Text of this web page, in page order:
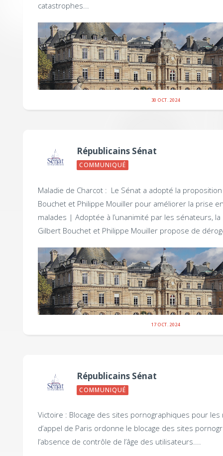
catastrophes...
30 OCT. 2024
Républicains Sénat
COMMUNIQUÉ
Maladie de Charcot : Le Sénat a adopté la
Bouchet et Philippe Mouiller pour améliorer la prise
malades | Adoptée à l’unanimité par les sénateurs,
Gilbert Bouchet et Philippe Mouiller propose de
17 OCT. 2024
Républicains Sénat
COMMUNIQUÉ
Victoire : Blocage des sites pornographiques pour
d’appel de Paris ordonne le blocage des sites
l’absence de contrôle de l’âge des utilisateurs....